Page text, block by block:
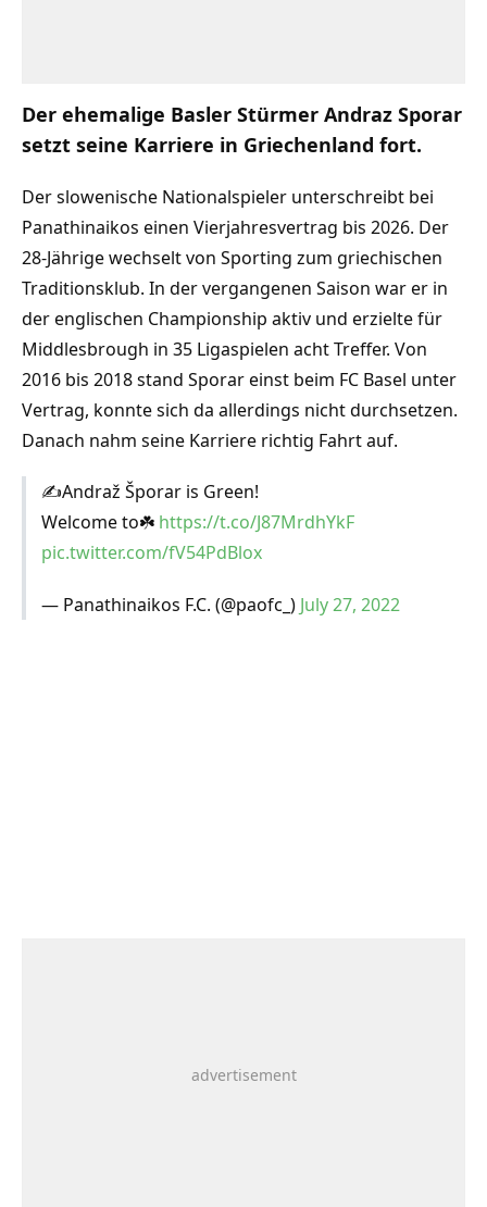
Der ehemalige Basler Stürmer Andraz Sporar
setzt seine Karriere in Griechenland fort.
Der slowenische Nationalspieler unterschreibt bei
Panathinaikos einen Vierjahresvertrag bis 2026. Der
28-Jährige wechselt von Sporting zum griechischen
Traditionsklub. In der vergangenen Saison war er in
der englischen Championship aktiv und erzielte für
Middlesbrough in 35 Ligaspielen acht Treffer. Von
2016 bis 2018 stand Sporar einst beim FC Basel unter
Vertrag, konnte sich da allerdings nicht durchsetzen.
Danach nahm seine Karriere richtig Fahrt auf.
✍️Andraž Šporar is Green!
Welcome to☘️ https://t.co/J87MrdhYkF
pic.twitter.com/fV54PdBlox
— Panathinaikos F.C. (@paofc_) July 27, 2022